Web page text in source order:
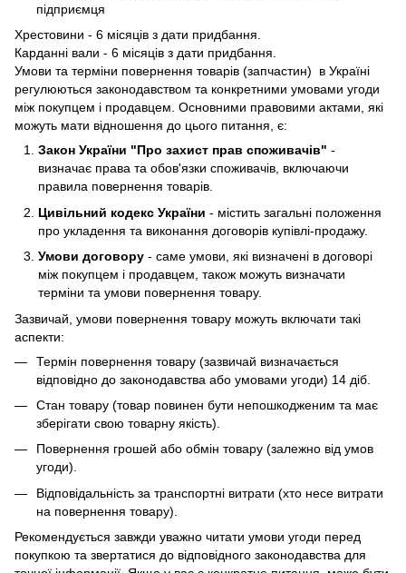
підприємця
Хрестовини - 6 місяців з дати придбання.
Карданні вали - 6 місяців з дати придбання.
Умови та терміни повернення товарів (запчастин) в Україні
регулюються законодавством та конкретними умовами угоди
між покупцем і продавцем. Основними правовими актами, які
можуть мати відношення до цього питання, є:
Закон України "Про захист прав споживачів" -
визначає права та обов'язки споживачів, включаючи
правила повернення товарів.
Цивільний кодекс України - містить загальні положення
про укладення та виконання договорів купівлі-продажу.
Умови договору - саме умови, які визначені в договорі
між покупцем і продавцем, також можуть визначати
терміни та умови повернення товару.
Зазвичай, умови повернення товару можуть включати такі
аспекти:
Термін повернення товару (зазвичай визначається
відповідно до законодавства або умовами угоди) 14 діб.
Стан товару (товар повинен бути непошкодженим та має
зберігати свою товарну якість).
Повернення грошей або обмін товару (залежно від умов
угоди).
Відповідальність за транспортні витрати (хто несе витрати
на повернення товару).
Рекомендується завжди уважно читати умови угоди перед
покупкою та звертатися до відповідного законодавства для